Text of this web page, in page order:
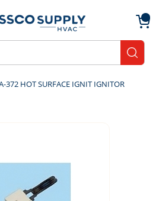
HOT SURFACE IGNIT IGNITOR